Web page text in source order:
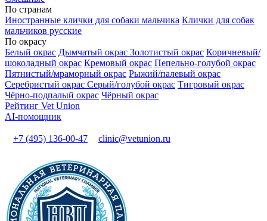
По странам
Иностранные клички для собаки мальчика Клички для собак
мальчиков русские
По окрасу
Белый окрас Дымчатый окрас Золотистый окрас Коричневый/
шоколадный окрас Кремовый окрас Пепельно-голубой окрас
Пятнистый/мраморный окрас Рыжий/палевый окрас
Серебристый окрас Серый/голубой окрас Тигровый окрас
Чёрно-подпалый окрас Чёрный окрас
Рейтинг Vet Union
AI-помощник
+7 (495) 136-00-47 clinic@vetunion.ru